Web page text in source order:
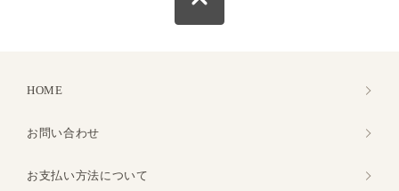
HOME
お問い合わせ
お支払い方法について